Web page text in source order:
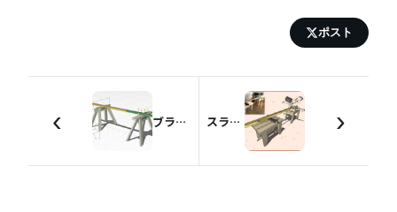
ポスト
‹ ブラケットを使わないSAW HORSE（馬） スライド丸鋸用治具【定尺切り】 ›